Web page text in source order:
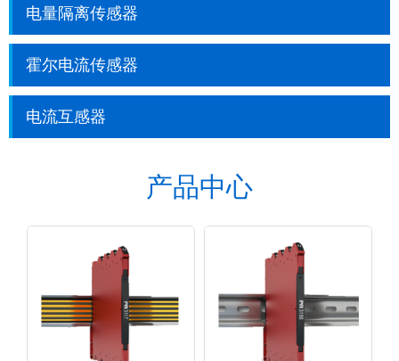
电量隔离传感器
霍尔电流传感器
电流互感器
产品中心